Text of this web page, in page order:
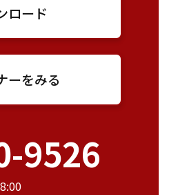
ロード
ーをみる
9526